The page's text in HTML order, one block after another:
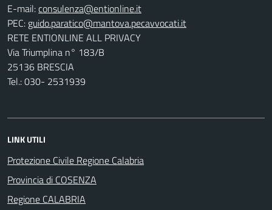
E-mail:
PEC:
RETE ENTIONLINE ALL PRIVACY
Via Triumplina n° 183/B
25136 BRESCIA
Tel.: 030- 2531939
LINK UTILI
Protezione Civile Regione Calabria
Provincia di COSENZA
Regione CALABRIA